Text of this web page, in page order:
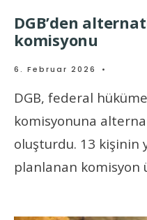
DGB’den
komisyonu
6. Februar 2026 •
DGB, federal
komisyonuna
oluşturdu. 13 kişinin
planlanan komisyon